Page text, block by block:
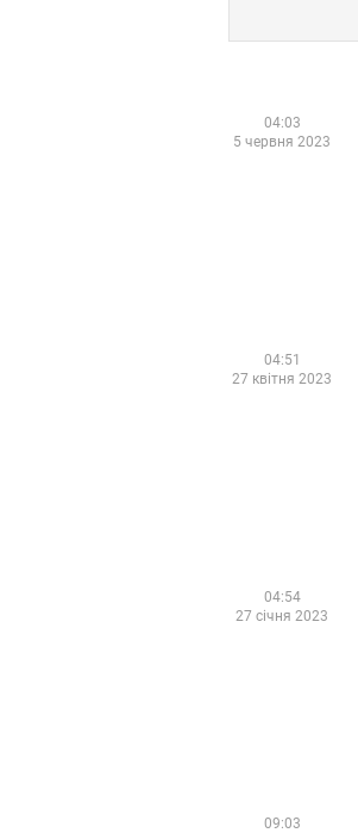
04:03
5 червня 2023
04:51
27 квітня 2023
04:54
27 січня 2023
09:03